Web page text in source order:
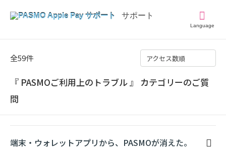
Language
アクセス数順
『 PASMOご利用上のトラブル 』 カテゴリーのご質
問
全59件
端末・ウォレットアプリから、PASMOが消えた。